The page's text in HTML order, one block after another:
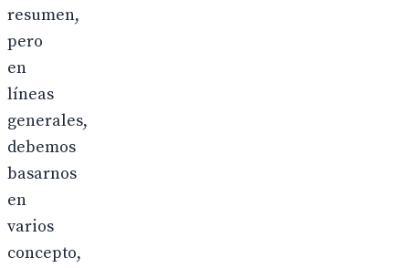
resumen,
pero
en
líneas
generales,
debemos
basarnos
en
varios
concepto,